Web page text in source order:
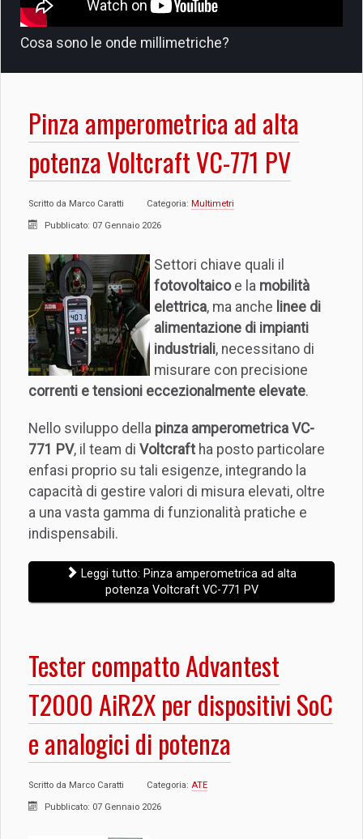
Cosa sono le onde millimetriche?
Pinza amperometrica ad alta
potenza Voltcraft VC-771 PV
Scritto da Marco Caratti Categoria: Multimetri
Pubblicato: 07 Gennaio 2026
Settori chiave quali il
fotovoltaicoe la mobilità
elettrica, ma anche linee di
alimentazione di impianti
industriali, necessitano di
misurare con precisione
correnti e tensioni eccezionalmente elevate.
Nello sviluppo della pinza amperometrica VC-
771 PV, il team di Voltcraft ha posto particolare
enfasi proprio su tali esigenze, integrando la
capacità di gestire valori di misura elevati, oltre
a una vasta gamma di funzionalità pratiche e
indispensabili.
Leggi tutto: Pinza amperometrica ad alta
potenza Voltcraft VC-771 PV
Tester compatto Advantest
T2000 AiR2X per dispositivi SoC
e analogici di potenza
Scritto da Marco Caratti Categoria: ATE
Pubblicato: 07 Gennaio 2026